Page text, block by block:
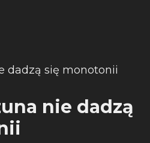
nie dadzą